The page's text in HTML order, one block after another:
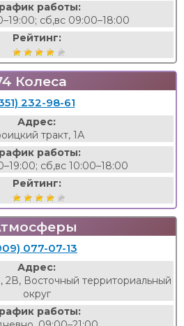
работы:
сб,вс 09:00–18:00
Рейтинг:
Колеса
232-98-61
Адрес:
тракт, 1А
работы:
сб,вс 10:00–18:00
Рейтинг:
077-07-13
Адрес:
2В, Восточный территориальный
округ
работы: